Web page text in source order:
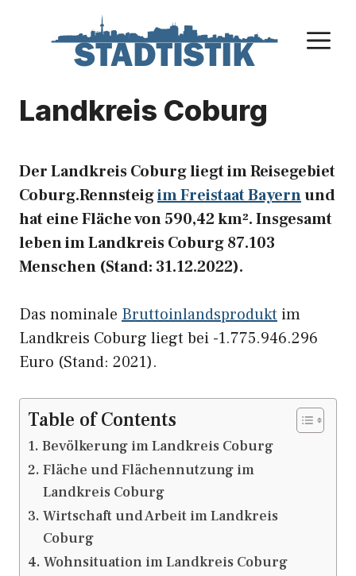
Landkreis Coburg
Der Landkreis Coburg liegt im Reisegebiet
Coburg.Rennsteigim Freistaat Bayernund
hat eine Fläche von 590,42 km². Insgesamt
leben im Landkreis Coburg 87.103
Menschen (Stand: 31.12.2022).
Das nominale Bruttoinlandsprodukt im
Landkreis Coburg liegt bei -1.775.946.296
Euro (Stand: 2021).
Table of Contents
Bevölkerung im Landkreis Coburg
Fläche und Flächennutzung im
Landkreis Coburg
Wirtschaft und Arbeit im Landkreis
Coburg
Wohnsituation im Landkreis Coburg